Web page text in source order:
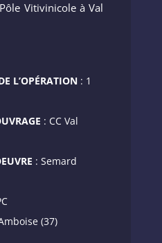
Vitivinicole à Val
L’OPÉRATION: 1
: CC Val
: Semard
(37)